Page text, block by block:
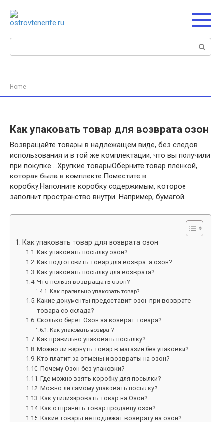
контенту
Поиск:
Home
Как упаковать товар для возврата озон
Возвращайте товары в надлежащем виде, без следов
использования и в той же комплектации, что вы получили
при покупке….Хрупкие товарыОберните товар плёнкой,
которая была в комплекте.Поместите в
коробку.Наполните коробку содержимым, которое
заполнит пространство внутри. Например, бумагой.
Как упаковать товар для возврата озон
Как упаковать посылку озон?
Как подготовить товар для возврата озон?
Как упаковать посылку для возврата?
Что нельзя возвращать озон?
Как правильно упаковать товар?
Какие документы предоставит озон при возврате
товара со склада?
Сколько берет Озон за возврат товара?
Как упаковать возврат?
Как правильно упаковать посылку?
Можно ли вернуть товар в магазин без упаковки?
Кто платит за отмены и возвраты на озон?
Почему Озон без упаковки?
Где можно взять коробку для посылки?
Можно ли самому упаковать посылку?
Как утилизировать товар на Озон?
Как отправить товар продавцу озон?
Какие товары не подлежат возврату на озон?